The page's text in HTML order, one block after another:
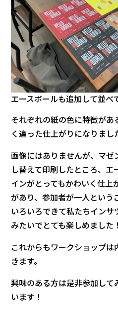
エースボールも追加して並べ
それぞれの紙の色に特徴が
く違った仕上がりになりまし
画像にはありませんが、マ
し替えて印刷したところ、
インがとってもかわいく仕上
があり、参加者が一人という
いろいろできて私たちイン
みたいでとても楽しめました！
これからもワークショップ
きます。
興味のある方は是非参加し
います！